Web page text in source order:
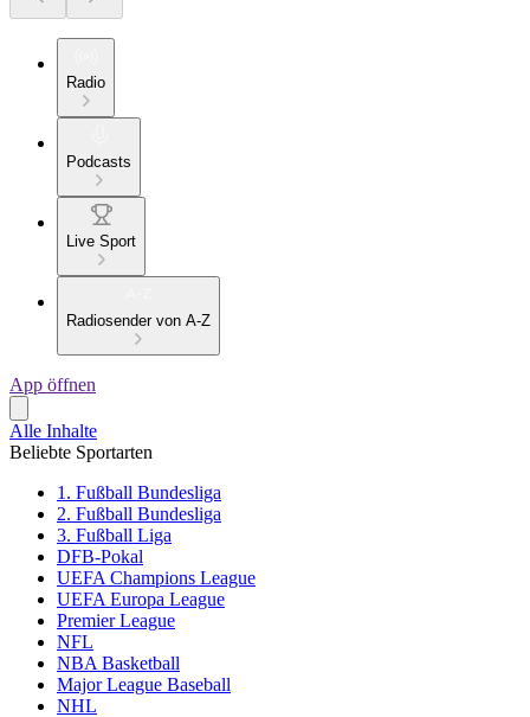
Radio
Podcasts
Live Sport
Radiosender von A-Z
App öffnen
Alle Inhalte
Beliebte Sportarten
1. Fußball Bundesliga
2. Fußball Bundesliga
3. Fußball Liga
DFB-Pokal
UEFA Champions League
UEFA Europa League
Premier League
NFL
NBA Basketball
Major League Baseball
NHL